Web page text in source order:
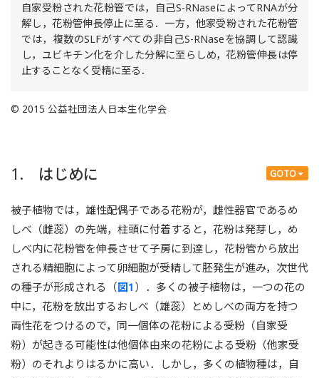
自家受粉された花粉管では，自己S-RNaseによってRNAが分
解し，花粉管伸長停止に至る．一方，他家受粉された花粉管
では，複数のSLFがすべての非自己S-RNaseを協調して認識
し，ユビキチン化を介した分解に至らしめ，花粉管伸長は停
止することなく受精に至る．
© 2015 公益社団法人日本生化学会
GOTO
1. はじめに
被子植物では，雄性配偶子である花粉が，雌性器官であるめ
しべ（雌蕊）の先端，柱頭に付着すると，花粉は発芽し，め
しべ内に花粉管を伸長させて子房に到達し，花粉管から放出
される精細胞によって卵細胞が受精して胚発生が進み，次世代
の種子が形成される（図1 ）．多くの被子植物は，一つの花の
中に，花粉を放出するおしべ（雄蕊）とめしべの両方を持つ
両性花をつけるので，同一個体の花粉による受粉（自家受
粉）が起きる可能性は他個体由来の花粉による受粉（他家受
粉）のそれよりはるかに高い．しかし，多くの植物種は，自